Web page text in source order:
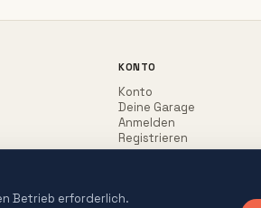
KONTO
Konto
Deine Garage
Anmelden
Registrieren
Betrieb erforderlich.